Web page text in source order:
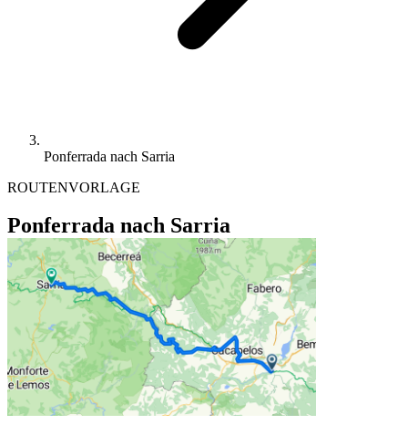
Ponferrada nach Sarria
ROUTENVORLAGE
Ponferrada nach Sarria